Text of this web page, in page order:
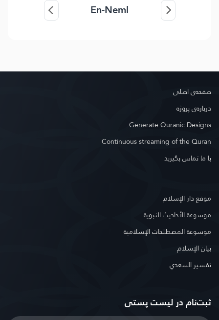
En-Neml
صفحه‌ى اصلى
درباره‌ى پروژه
Generate Quranic Designs
Continuous streaming of the Quran
با ما تماس بگیرید
موقع دار الإسلام
موسوعة الأحاديث النبوية
موسوعة المصطلحات الإسلامية
بيان الإسلام
تفسير السعدي
ثبت‌نام در ليست پستى